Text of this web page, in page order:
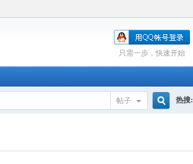
只需一步，快速开始
帖子 热搜: